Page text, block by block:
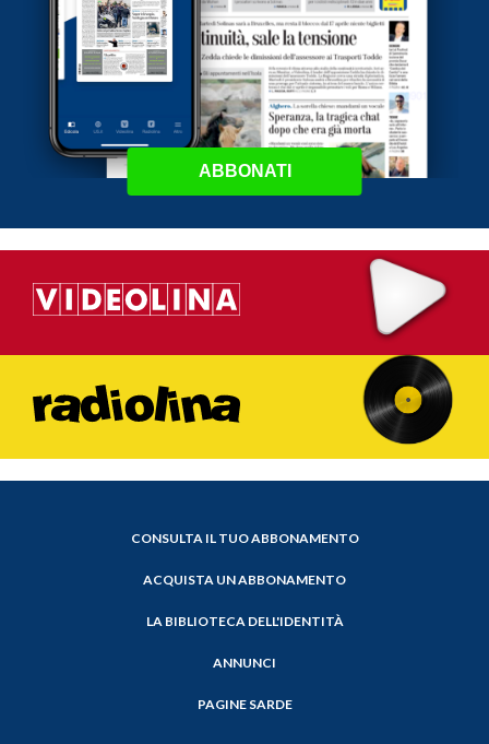
ABBONATI
CONSULTA IL TUO ABBONAMENTO
ACQUISTA UN ABBONAMENTO
LA BIBLIOTECA DELL'IDENTITÀ
ANNUNCI
PAGINE SARDE